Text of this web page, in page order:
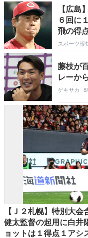
【広島
６回に
飛の得
１死満
スポーツ報
藤枝が
レーか
ゲキサカ
【Ｊ２札幌】特別大
健太監督の起用に白
ョットは１得点１アシ